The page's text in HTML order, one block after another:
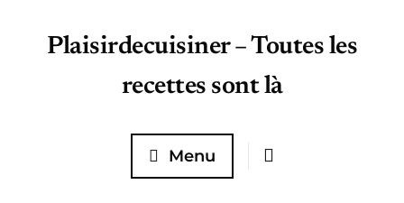
Plaisirdecuisiner – Toutes les
recettes sont là
Menu